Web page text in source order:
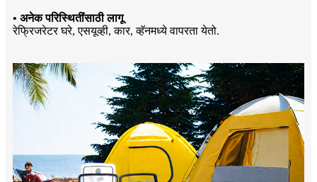
• अनेक परिस्थितींसाठी लागू
रेफ्रिजरेटर घरे, एसयूव्ही, कार, व्हॅनमध्ये वापरता येतो.